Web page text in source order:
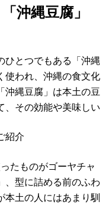
沖縄豆腐」
ひとつでもある「沖縄
使われ、沖縄の食文化
沖縄豆腐」は本土の豆
、その効能や美味しい
紹介
たものがゴーヤチャ
、型に詰める前のふわ
本土の人にはあまり馴